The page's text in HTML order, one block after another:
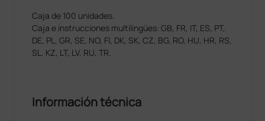
Caja de 100 unidades.
Caja e instrucciones multilingües: GB, FR, IT, ES, PT,
DE, PL, GR, SE, NO, FI, DK, SK, CZ, BG, RO, HU, HR, RS,
SL, KZ, LT, LV, RU, TR.
Información técnica